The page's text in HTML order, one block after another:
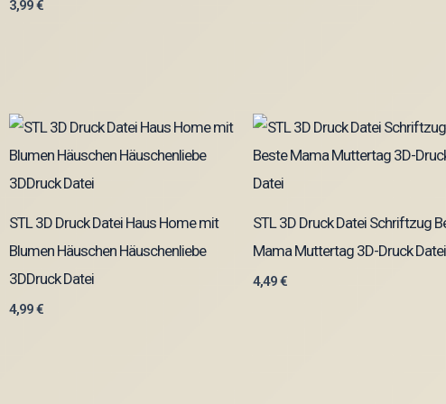
3,99€
STL 3D Druck Datei Haus Home mit
Blumen Häuschen Häuschenliebe
3DDruck Datei
4,99€
STL 3D Druck Datei Schriftzug
Mama Muttertag 3D-Druck Datei
4,49€